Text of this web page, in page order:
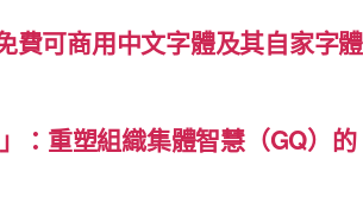
費可商用中文字體及其自家字
：重塑組織集體智慧（GQ）